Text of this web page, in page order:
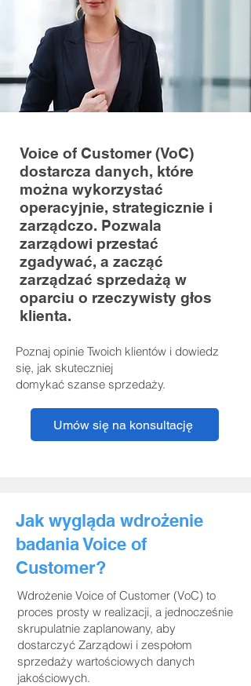
Voice of Customer (VoC)
dostarcza danych, które
można wykorzystać
operacyjnie, strategicznie i
zarządczo. Pozwala
zarządowi przestać
zgadywać, a zacząć
zarządzać sprzedażą w
oparciu o rzeczywisty głos
klienta.
Poznaj opinie Twoich klientów i dowiedz
się, jak skuteczniej
domykać szanse sprzedaży.
Umów się na konsultację
Jak wygląda wdrożenie
badania Voice of
Customer?
Wdrożenie Voice of Customer (VoC) to
proces prosty w realizacji, a jednocześnie
skrupulatnie zaplanowany, aby
dostarczyć Zarządowi i zespołom
sprzedaży wartościowych danych
jakościowych.